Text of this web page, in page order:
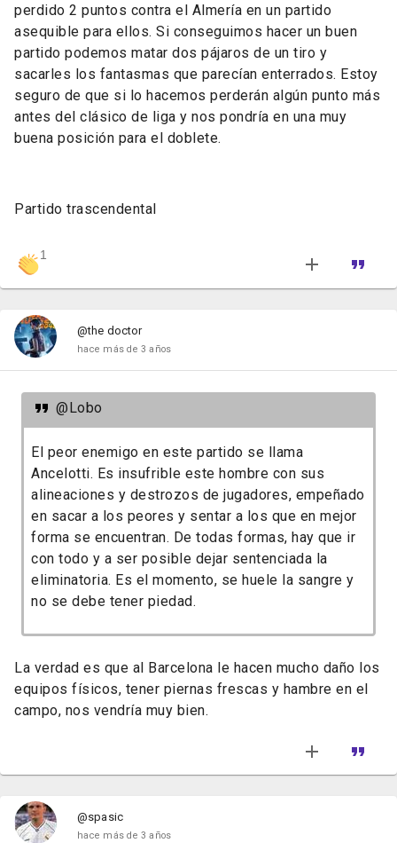
perdido 2 puntos contra el Almería en un partido
asequible para ellos. Si conseguimos hacer un buen
partido podemos matar dos pájaros de un tiro y
sacarles los fantasmas que parecían enterrados. Estoy
seguro de que si lo hacemos perderán algún punto más
antes del clásico de liga y nos pondría en una muy
buena posición para el doblete.
Partido trascendental
1
@the doctor
hace más de 3 años
@Lobo
El peor enemigo en este partido se llama
Ancelotti. Es insufrible este hombre con sus
alineaciones y destrozos de jugadores, empeñado
en sacar a los peores y sentar a los que en mejor
forma se encuentran. De todas formas, hay que ir
con todo y a ser posible dejar sentenciada la
eliminatoria. Es el momento, se huele la sangre y
no se debe tener piedad.
La verdad es que al Barcelona le hacen mucho daño los
equipos físicos, tener piernas frescas y hambre en el
campo, nos vendría muy bien.
@spasic
hace más de 3 años